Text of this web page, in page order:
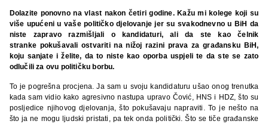
Dolazite ponovno na vlast nakon četiri godine. Kažu mi kolege koji su
više upućeni u vaše političko djelovanje jer su svakodnevno u BiH da
niste zapravo razmišljali o kandidaturi, ali da ste kao čelnik
stranke pokušavali ostvariti na nižoj razini prava za građansku BiH,
koju sanjate i želite, da to niste kao oporba uspjeli te da ste se zato
odlučili za ovu političku borbu.
To je pogrešna procjena. Ja sam u svoju kandidaturu ušao onog trenutka
kada sam vidio kako agresivno nastupa upravo Čović, HNS i HDZ, što su
posljedice njihovog djelovanja, što pokušavaju napraviti. To je nešto na
što ja ne mogu ljudski pristati, pa tek onda politički. Što se tiče građanske